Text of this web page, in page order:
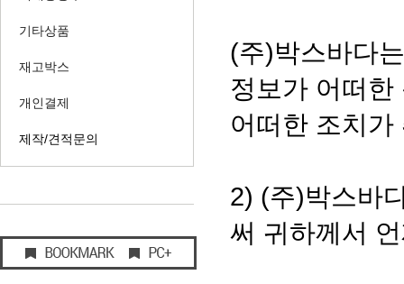
기타상품
재고박스
개인결제
제작/견적문의
(주)박스바다
정보가 어떠
어떠한 조치
2) (주)박스바
써 귀하께서